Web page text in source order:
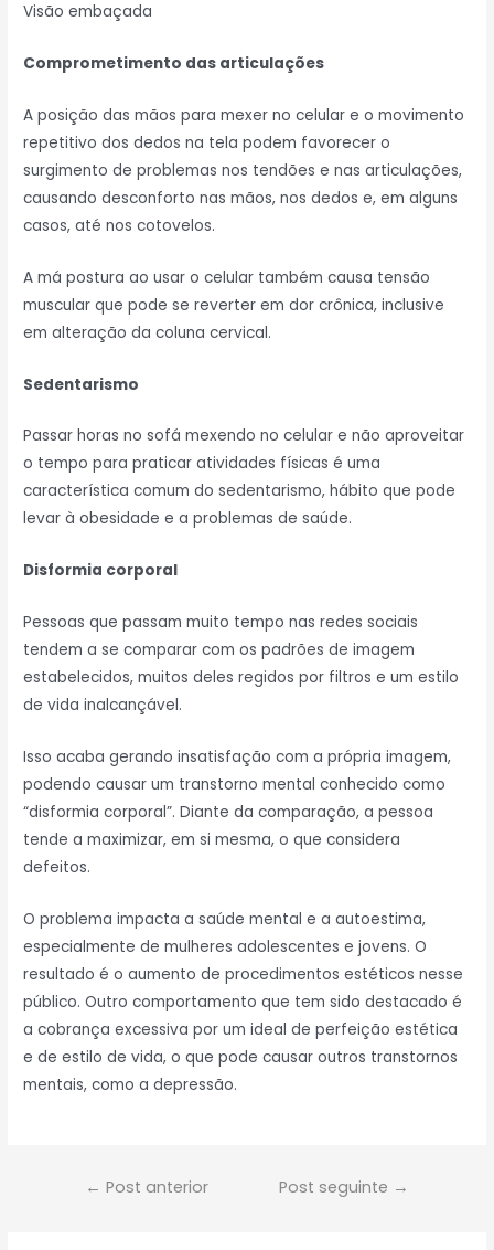
Visão embaçada
Comprometimento das articulações
A posição das mãos para mexer no celular e o movimento
repetitivo dos dedos na tela podem favorecer o
surgimento de problemas nos tendões e nas articulações,
causando desconforto nas mãos, nos dedos e, em alguns
casos, até nos cotovelos.
A má postura ao usar o celular também causa tensão
muscular que pode se reverter em dor crônica, inclusive
em alteração da coluna cervical.
Sedentarismo
Passar horas no sofá mexendo no celular e não aproveitar
o tempo para praticar atividades físicas é uma
característica comum do sedentarismo, hábito que pode
levar à obesidade e a problemas de saúde.
Disformia corporal
Pessoas que passam muito tempo nas redes sociais
tendem a se comparar com os padrões de imagem
estabelecidos, muitos deles regidos por filtros e um estilo
de vida inalcançável.
Isso acaba gerando insatisfação com a própria imagem,
podendo causar um transtorno mental conhecido como
“disformia corporal”. Diante da comparação, a pessoa
tende a maximizar, em si mesma, o que considera
defeitos.
O problema impacta a saúde mental e a autoestima,
especialmente de mulheres adolescentes e jovens. O
resultado é o aumento de procedimentos estéticos nesse
público. Outro comportamento que tem sido destacado é
a cobrança excessiva por um ideal de perfeição estética
e de estilo de vida, o que pode causar outros transtornos
mentais, como a depressão.
← Post anterior Post seguinte →